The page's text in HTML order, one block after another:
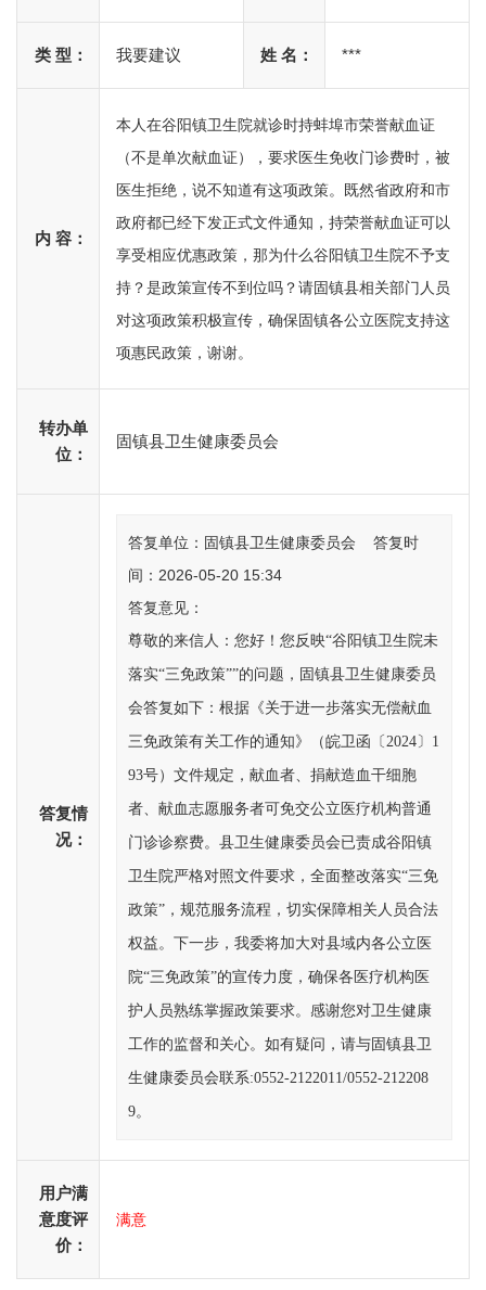
类 型： 我要建议 姓 名： ***
内 容：
本人在谷阳镇卫生院就诊时持蚌埠市荣誉献血证
（不是单次献血证），要求医生免收门诊费时，被
医生拒绝，说不知道有这项政策。既然省政府和市
政府都已经下发正式文件通知，持荣誉献血证可以
享受相应优惠政策，那为什么谷阳镇卫生院不予支
持？是政策宣传不到位吗？请固镇县相关部门人员
对这项政策积极宣传，确保固镇各公立医院支持这
项惠民政策，谢谢。
转办单
位：
固镇县卫生健康委员会
答复情
况：
答复单位：固镇县卫生健康委员会 答复时
间：2026-05-20 15:34
答复意见：
尊敬的来信人：您好！您反映“谷阳镇卫生院未
落实“三免政策””的问题，固镇县卫生健康委员
会答复如下：根据《关于进一步落实无偿献血
三免政策有关工作的通知》（皖卫函〔2024〕1
93号）文件规定，献血者、捐献造血干细胞
者、献血志愿服务者可免交公立医疗机构普通
门诊诊察费。县卫生健康委员会已责成谷阳镇
卫生院严格对照文件要求，全面整改落实“三免
政策”，规范服务流程，切实保障相关人员合法
权益。下一步，我委将加大对县域内各公立医
院“三免政策”的宣传力度，确保各医疗机构医
护人员熟练掌握政策要求。感谢您对卫生健康
工作的监督和关心。如有疑问，请与固镇县卫
生健康委员会联系:0552-2122011/0552-212208
9。
用户满
意度评
价：
满意